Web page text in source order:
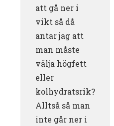
att gå ner i
vikt så då
antar jag att
man måste
välja högfett
eller
kolhydratsrik?
Alltså så man
inte går ner i